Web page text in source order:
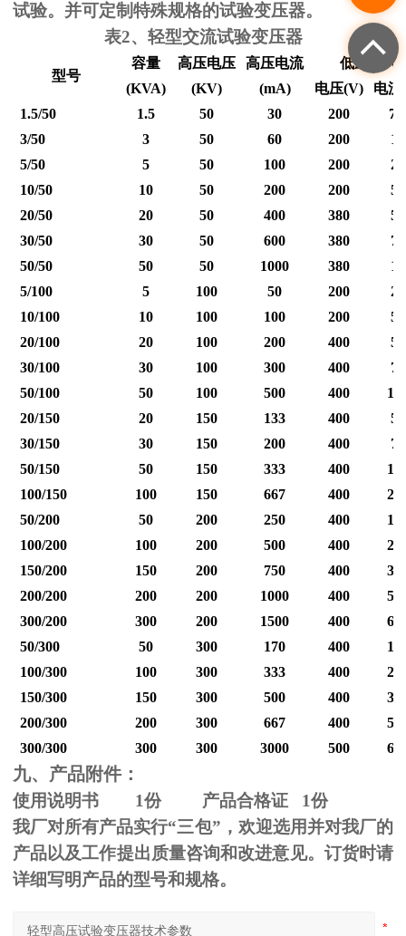
试验。并可定制特殊规格的试验变压器。
表2、轻型交流试验变压器
型号
容量 高压电压 高压电流
低压输入
(KVA)
(KV) (mA) 电压(V) 电流
1.5/50
1.5 50 30 200
7.5
3/50
3 50 60 200
15
5/50
5 50 100 200
25
10/50
10 50 200 200
50
20/50
20 50 400 380
53
30/50
30 50 600 380
79
50/50
50 50 1000 380
12
5/100
5 100 50 200
25
10/100
10 100 100 200
50
20/100
20 100 200 400
50
30/100
30 100 300 400
75
50/100
50 100 500 400
20/150
20 150 133 400
50
30/150
30 150 200 400
75
50/150
50 150 333 400
100/150
100 150 667 400
50/200
50 200 250 400
100/200
100 200 500 400
150/200
150 200 750 400
200/200
200 200 1000 400
300/200
300 200 1500 400
50/300
50 300 170 400
100/300
100 300 333 400
150/300
150 300 500 400
200/300
200 300 667 400
300/300
300 300 3000 500
九、产品附件：
使用说明书 1份 产品合格证 1份
我厂对所有产品实行“三包”，欢迎选用并对我厂的
产品以及工作提出质量咨询和改进意见。订货时请
详细写明产品的型号和规格。